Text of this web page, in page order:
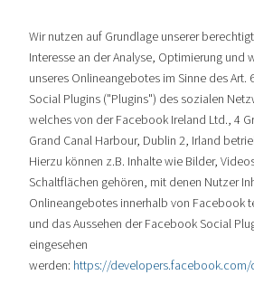
Wir nutzen auf Grundlage unserer
Interesse an der Analyse, Optimierung und
unseres Onlineangebotes im Sinne des Art.
Social Plugins ("Plugins") des sozialen
welches von der Facebook Ireland Ltd., 4
Grand Canal Harbour, Dublin 2, Irland
Hierzu können z.B. Inhalte wie Bilder,
Schaltflächen gehören, mit denen Nutzer
Onlineangebotes innerhalb von Facebook
und das Aussehen der Facebook Social
eingesehen
werden: https://